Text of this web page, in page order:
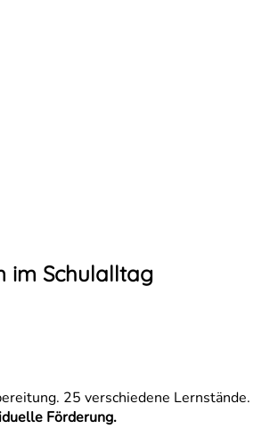
im Schulalltag
25 verschiedene Lernstände.
Förderung.